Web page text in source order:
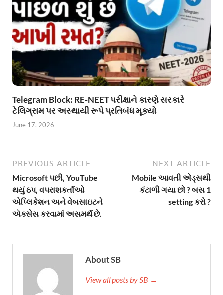
Telegram Block: RE-NEET પરીક્ષાને કારણે સરકારે
ટેલિગ્રામ પર અસ્થાયી રૂપે પ્રતિબંધ મૂક્યો
June 17, 2026
PREVIOUS ARTICLE
Microsoft પછી, YouTube
થયું ઠપ, વપરાશકર્તાઓ
એપ્લિકેશન અને વેબસાઇટને
ઍક્સેસ કરવામાં અસમર્થ છે.
NEXT ARTICLE
Mobile આવતી એડ્સથી
કંટાળી ગયા છો ? બસ 1
setting કરો ?
About SB
View all posts by SB →